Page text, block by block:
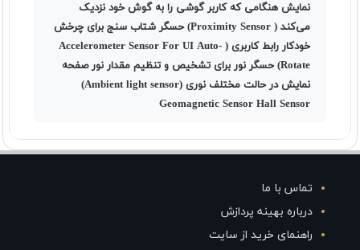
نمایش هنگامی که کاربر گوشی را به گوش خود نزدیک
می‌کند ( Proximity Sensor) حسگر شتاب سنج برای چرخش
خودکار رابط کاربری ( Accelerometer Sensor For UI Auto-
Rotate) حسگر نور برای تشخیص و تنظیم مقدار نور صفحه
نمایش در حالت مختلف نوری (Ambient light sensor)
Geomagnetic Sensor Hall Sensor
تماس با ما
درباره بهینه پردازش
راهنمای خرید از سایت